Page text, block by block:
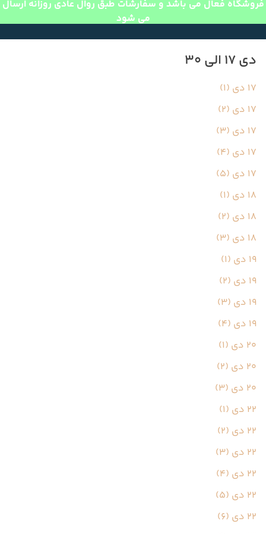
فروشگاه فعال می باشد و سفارشات طبق روال عادی روزانه ارسال
می شود
دی 17 الی 30
17 دی (1)
17 دی (2)
17 دی (3)
17 دی (4)
17 دی (5)
18 دی (1)
18 دی (2)
18 دی (3)
19 دی (1)
19 دی (2)
19 دی (3)
19 دی (4)
20 دی (1)
20 دی (2)
20 دی (3)
22 دی (1)
22 دی (2)
22 دی (3)
22 دی (4)
22 دی (5)
22 دی (6)